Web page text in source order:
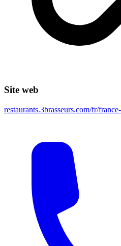
Site web
restaurants.3brasseurs.com/fr/